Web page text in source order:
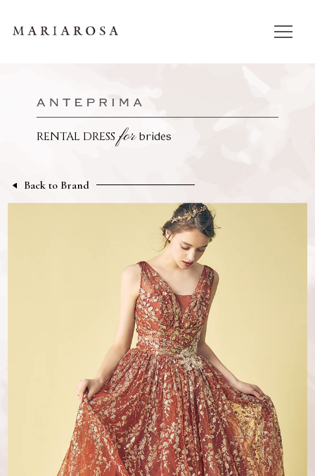
RENTAL DRESSforbrides
Back to Brand